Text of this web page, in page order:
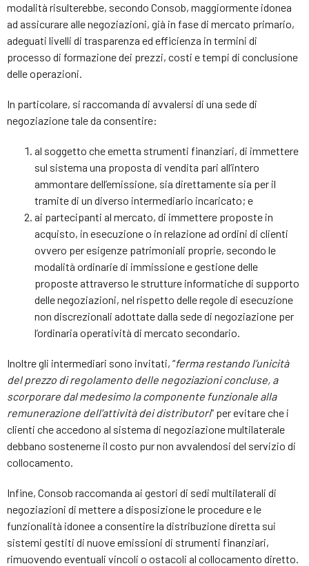
modalità risulterebbe, secondo Consob, maggiormente idonea
ad assicurare alle negoziazioni, già in fase di mercato primario,
adeguati livelli di trasparenza ed efficienza in termini di
processo di formazione dei prezzi, costi e tempi di conclusione
delle operazioni.
In particolare, si raccomanda di avvalersi di una sede di
negoziazione tale da consentire:
al soggetto che emetta strumenti finanziari, di immettere
sul sistema una proposta di vendita pari all’intero
ammontare dell’emissione, sia direttamente sia per il
tramite di un diverso intermediario incaricato; e
ai partecipanti al mercato, di immettere proposte in
acquisto, in esecuzione o in relazione ad ordini di clienti
ovvero per esigenze patrimoniali proprie, secondo le
modalità ordinarie di immissione e gestione delle
proposte attraverso le strutture informatiche di supporto
delle negoziazioni, nel rispetto delle regole di esecuzione
non discrezionali adottate dalla sede di negoziazione per
l’ordinaria operatività di mercato secondario.
Inoltre gli intermediari sono invitati, “ferma restando l’unicità
del prezzo di regolamento delle negoziazioni concluse, a
scorporare dal medesimo la componente funzionale alla
remunerazione dell’attività dei distributori” per evitare che i
clienti che accedono al sistema di negoziazione multilaterale
debbano sostenerne il costo pur non avvalendosi del servizio di
collocamento.
Infine, Consob raccomanda ai gestori di sedi multilaterali di
negoziazioni di mettere a disposizione le procedure e le
funzionalità idonee a consentire la distribuzione diretta sui
sistemi gestiti di nuove emissioni di strumenti finanziari,
rimuovendo eventuali vincoli o ostacoli al collocamento diretto.